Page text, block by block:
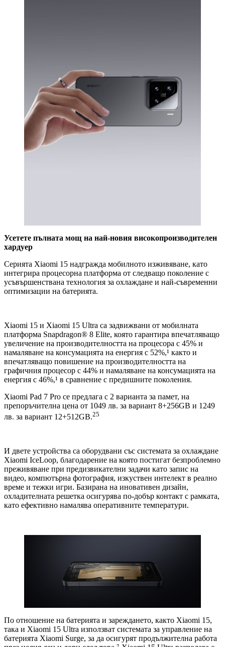
Усетете пълната мощ на най-новия високопроизводителен
хардуер
Серията Xiaomi 15 надгражда мобилното изживяване, като
интегрира процесорна платформа от следващо поколение с
усъвършенствана технология за охлаждане и най-съвременни
оптимизации на батерията.
Xiaomi 15 и Xiaomi 15 Ultra са задвижвани от мобилната
платформа Snapdragon® 8 Elite, която гарантира впечатляващо
увеличение на производителността на процесора с 45% и
намаляване на консумацията на енергия с 52%,¹ както и
впечатляващо повишение на производителността на
графичния процесор с 44% и намаляване на консумацията на
енергия с 46%,¹ в сравнение с предишните поколения.
Xiaomi Pad 7 Pro се предлага с 2 варианта за памет, на
препоръчителна цена от 1049 лв. за вариант 8+256GB и 1249
лв. за вариант 12+512GB.25
И двете устройства са оборудвани със системата за охлаждане
Xiaomi IceLoop, благодарение на която постигат безпроблемно
преживяване при предизвикателни задачи като запис на
видео, компютърна фотография, изкуствен интелект в реално
време и тежки игри. Базирана на иновативен дизайн,
охладителната решетка осигурява по-добър контакт с рамката,
като ефективно намалява оперативните температури.
По отношение на батерията и зареждането, както Xiaomi 15,
така и Xiaomi 15 Ultra използват системата за управление на
батерията Xiaomi Surge, за да осигурят продължителна работа